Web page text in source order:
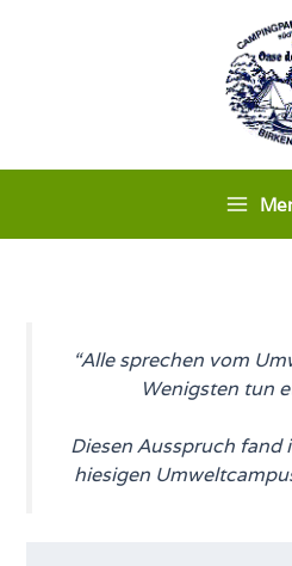
“Alle sprechen vom
Wenigsten tun
Diesen Ausspruch fand
hiesigen